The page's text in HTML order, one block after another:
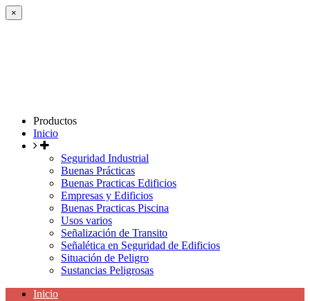
×
Productos
Inicio
Seguridad Industrial
Buenas Prácticas
Buenas Practicas Edificios
Empresas y Edificios
Buenas Practicas Piscina
Usos varios
Señalización de Transito
Señalética en Seguridad de Edificios
Situación de Peligro
Sustancias Peligrosas
Inicio